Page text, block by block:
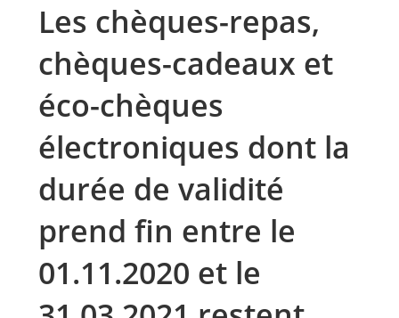
Les chèques-repas,
chèques-cadeaux et
éco-chèques
électroniques dont la
durée de validité
prend fin entre le
01.11.2020 et le